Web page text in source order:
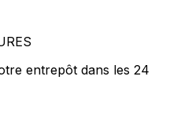
entrepôt dans les 24